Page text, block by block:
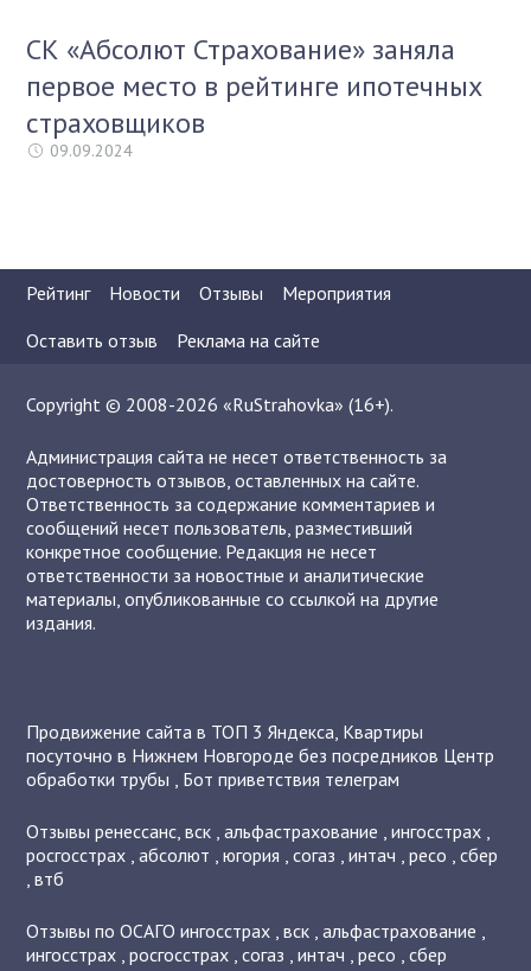
СК «Абсолют Страхование» заняла
первое место в рейтинге ипотечных
страховщиков
09.09.2024
Рейтинг Новости Отзывы
Мероприятия
Оставить отзыв
Реклама на сайте
Copyright © 2008-2026 «RuStrahovka» (16+).
Администрация сайта не несет ответственность за
достоверность отзывов, оставленных на сайте.
Ответственность за содержание комментариев и
сообщений несет пользователь, разместивший
конкретное сообщение. Редакция не несет
ответственности за новостные и аналитические
материалы, опубликованные со ссылкой на другие
издания.
Продвижение сайта в ТОП 3 Яндекса, Квартиры
посуточно в Нижнем Новгороде без посредников Центр
обработки трубы , Бот приветствия телеграм
Отзывыренессанс,вск ,альфастрахование ,ингосстрах ,
росгосстрах ,абсолют ,югория ,согаз ,интач ,ресо ,сбер
,втб
Отзывы по ОСАГОингосстрах ,вск ,альфастрахование ,
ингосстрах ,росгосстрах ,согаз ,интач ,ресо ,сбер